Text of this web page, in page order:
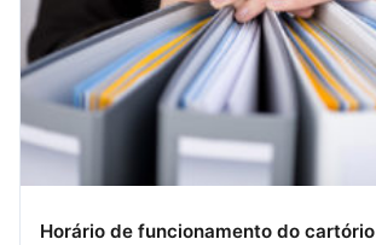
Horário de funcionamento do cartório